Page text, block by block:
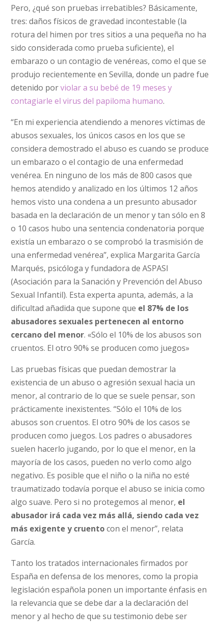
Pero, ¿qué son pruebas irrebatibles? Básicamente,
tres: daños físicos de gravedad incontestable (la
rotura del himen por tres sitios a una pequeña no ha
sido considerada como prueba suficiente), el
embarazo o un contagio de venéreas, como el que se
produjo recientemente en Sevilla, donde un padre fue
detenido porviolar a su bebé de 19 meses y
contagiarle el virus del papiloma humano.
“En mi experiencia atendiendo a menores víctimas de
abusos sexuales, los únicos casos en los que se
considera demostrado el abuso es cuando se produce
un embarazo o el contagio de una enfermedad
venérea. En ninguno de los más de 800 casos que
hemos atendido y analizado en los últimos 12 años
hemos visto una condena a un presunto abusador
basada en la declaración de un menor y tan sólo en 8
o 10 casos hubo una sentencia condenatoria porque
existía un embarazo o se comprobó la trasmisión de
una enfermedad venérea”, explica Margarita García
Marqués, psicóloga y fundadora de ASPASI
(Asociación para la Sanación y Prevención del Abuso
Sexual Infantil). Esta experta apunta, además, a la
dificultad añadida que supone que el 87% de los
abusadores sexuales pertenecen al entorno
cercano del menor. «Sólo el 10% de los abusos son
cruentos. El otro 90% se producen como juegos»
Las pruebas físicas que puedan demostrar la
existencia de un abuso o agresión sexual hacia un
menor, al contrario de lo que se suele pensar, son
prácticamente inexistentes. “Sólo el 10% de los
abusos son cruentos. El otro 90% de los casos se
producen como juegos. Los padres o abusadores
suelen hacerlo jugando, por lo que el menor, en la
mayoría de los casos, pueden no verlo como algo
negativo. Es posible que el niño o la niña no esté
traumatizado todavía porque el abuso se inicia como
algo suave. Pero si no protegemos al menor, el
abusador irá cada vez más allá, siendo cada vez
más exigente y cruentocon el menor”, relata
García.
Tanto los tratados internacionales firmados por
España en defensa de los menores, como la propia
legislación española ponen un importante énfasis en
la relevancia que se debe dar a la declaración del
menor y al hecho de que su testimonio debe ser